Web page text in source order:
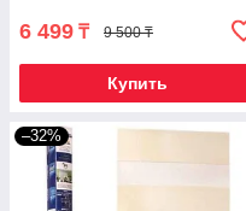
6 499 ₸ 9 500 ₸
Купить
–32%